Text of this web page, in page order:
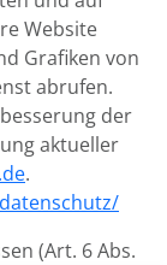
Website
Grafiken von
abrufen.
der
aktueller
.
(Art. 6 Abs.